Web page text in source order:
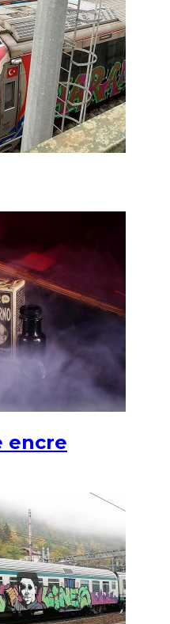
encre